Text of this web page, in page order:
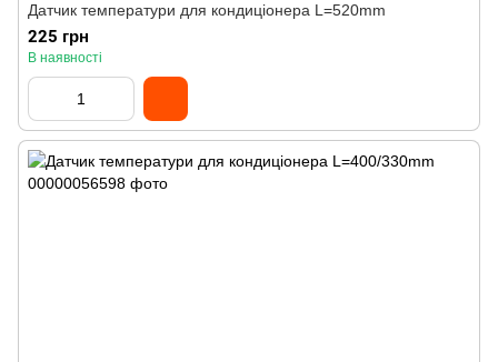
Датчик температури для кондиціонера L=520mm
225 грн
В наявності